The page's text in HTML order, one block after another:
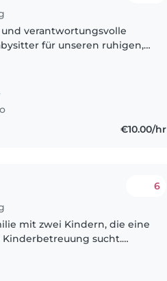
verantwortungsvolle
für unseren ruhigen,
€10.00/hr
6
mit zwei Kindern, die eine
Kinderbetreuung sucht.